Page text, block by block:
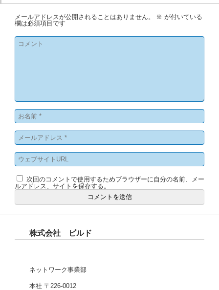
メールアドレスが公開されることはありません。 ※ が付いている
欄は必須項目です
次回のコメントで使用するためブラウザーに自分の名前、メー
ルアドレス、サイトを保存する。
株式会社 ビルド
ネットワーク事業部
本社 〒226-0012